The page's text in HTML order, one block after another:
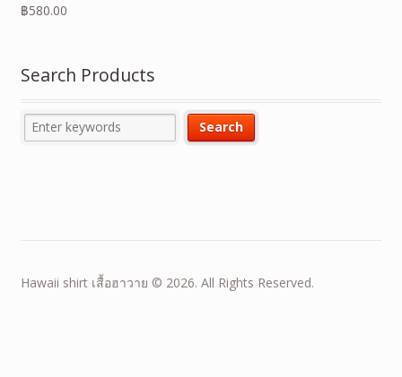
฿580.00
Search Products
Hawaii shirt เสื้อฮาวาย © 2026. All Rights Reserved.